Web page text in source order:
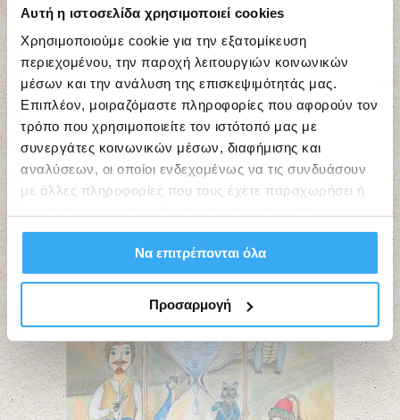
Αυτή η ιστοσελίδα χρησιμοποιεί cookies
Χρησιμοποιούμε cookie για την εξατομίκευση
περιεχομένου, την παροχή λειτουργιών κοινωνικών
μέσων και την ανάλυση της επισκεψιμότητάς μας.
Επιπλέον, μοιραζόμαστε πληροφορίες που αφορούν τον
τρόπο που χρησιμοποιείτε τον ιστότοπό μας με
συνεργάτες κοινωνικών μέσων, διαφήμισης και
αναλύσεων, οι οποίοι ενδεχομένως να τις συνδυάσουν
με άλλες πληροφορίες που τους έχετε παραχωρήσει ή
σας χρήση των υπηρεσιών τους.
Να επιτρέπονται όλα
Προσαρμογή